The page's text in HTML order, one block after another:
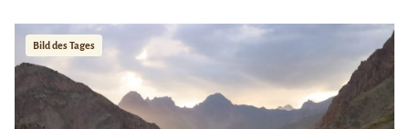
Bild des Tages